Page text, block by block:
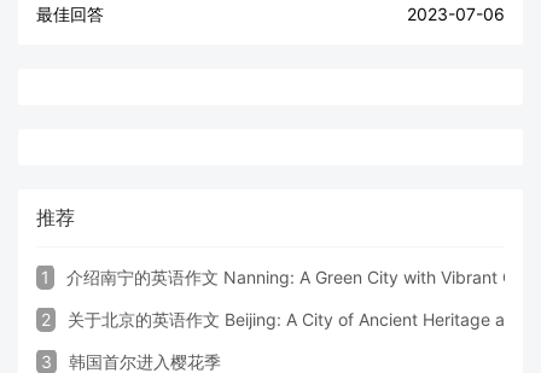
最佳回答 2023-07-06
推荐
1 介绍南宁的英语作文 Nanning: A Green City with Vibrant
2 关于北京的英语作文 Beijing: A City of Ancient Heritage and
3 韩国首尔进入樱花季